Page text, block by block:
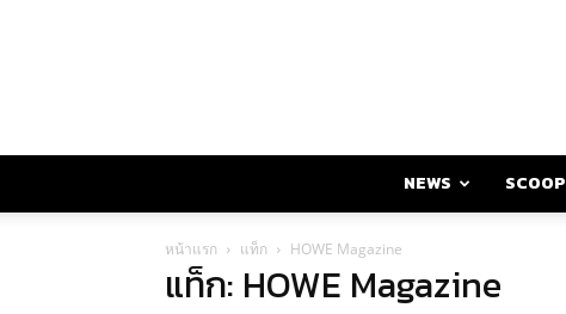
NEWS SCOOP
หน้าแรก แท็ก HOWE Magazine
แท็ก: HOWE Magazine